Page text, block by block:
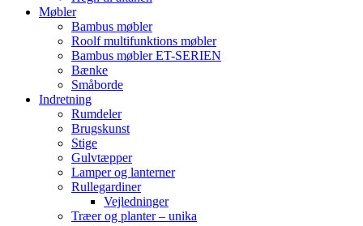
Møbler
Bambus møbler
Roolf multifunktions møbler
Bambus møbler ET-SERIEN
Bænke
Småborde
Indretning
Rumdeler
Brugskunst
Stige
Gulvtæpper
Lamper og lanterner
Rullegardiner
Vejledninger
Træer og planter – unika